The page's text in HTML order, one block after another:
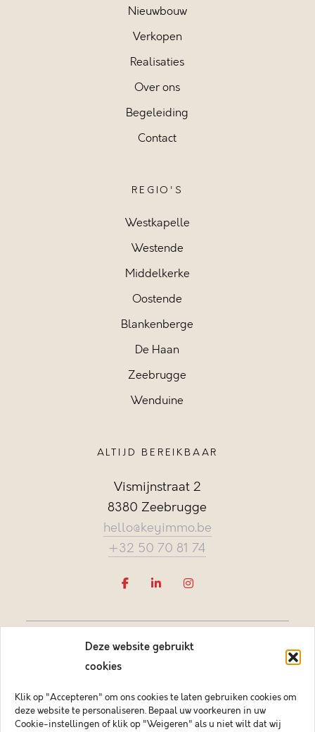
Deze website gebruikt
cookies
Klik op "Accepteren" om ons cookies te laten gebruiken cookies om
deze website te personaliseren. Bepaal uw voorkeuren in uw
Cookie-instellingen of klik op "Weigeren" als u niet wilt dat wij
Nieuwbouw
Verkopen
Realisaties
Over ons
Begeleiding
Contact
REGIO'S
Westkapelle
Westende
Middelkerke
Oostende
Blankenberge
De Haan
Zeebrugge
Wenduine
ALTIJD BEREIKBAAR
Vismijnstraat 2
8380 Zeebrugge
hello@keyimmo.be
+32 50 70 81 74
Vastgoedmakelaar-bemiddelaar BIV België BIV 505084